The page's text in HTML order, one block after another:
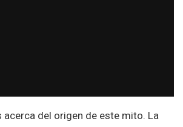
acerca del origen de este mito. La